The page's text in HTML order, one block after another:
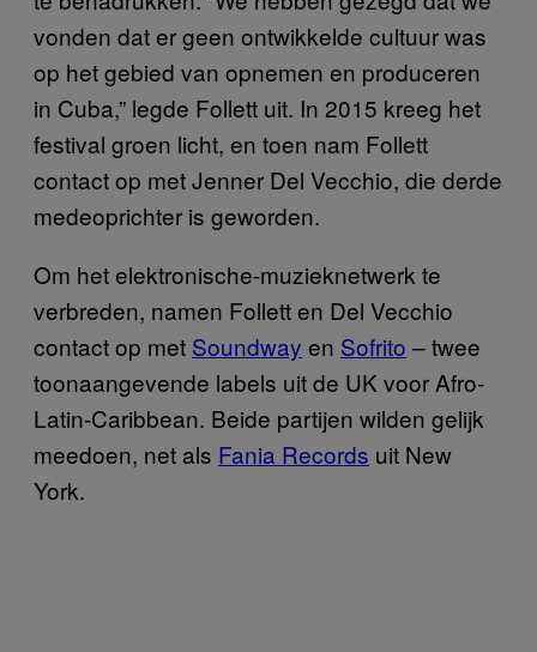
vonden dat er geen ontwikkelde cultuur was
op het gebied van opnemen en produceren
in Cuba,” legde Follett uit. In 2015 kreeg het
festival groen licht, en toen nam Follett
contact op met Jenner Del Vecchio, die derde
medeoprichter is geworden.
Om het elektronische-muzieknetwerk te
verbreden, namen Follett en Del Vecchio
contact op met Soundway en Sofrito – twee
toonaangevende labels uit de UK voor Afro-
Latin-Caribbean. Beide partijen wilden gelijk
meedoen, net als Fania Records uit New
York.